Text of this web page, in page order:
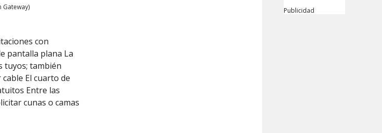
Gateway)
con
pantalla plana La
tuyos; también
El cuarto de
Entre las
cunas o camas
Publicidad